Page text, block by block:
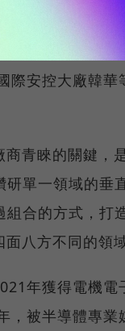
域：終端伺服
家電。客戶包
際安控大廠韓
青睞的關鍵，
單一領域的垂
合的方式，打
八方不同的領域
年獲得電機
，被半導體專